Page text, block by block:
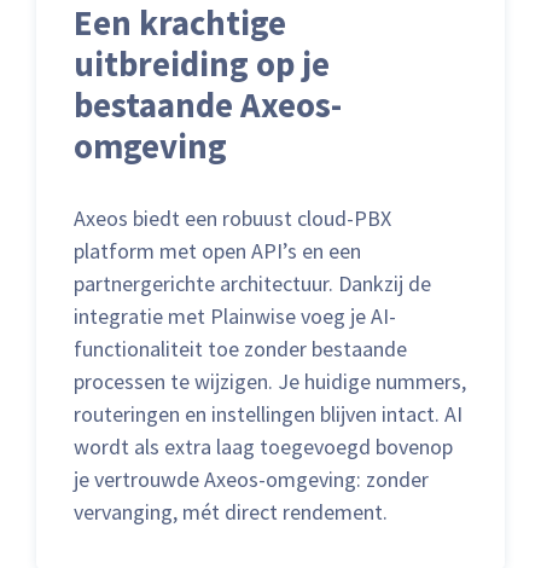
Een krachtige
uitbreiding op je
bestaande Axeos-
omgeving
Axeos biedt een robuust cloud-PBX
platform met open API’s en een
partnergerichte architectuur. Dankzij de
integratie met Plainwise voeg je AI-
functionaliteit toe zonder bestaande
processen te wijzigen. Je huidige nummers,
routeringen en instellingen blijven intact. AI
wordt als extra laag toegevoegd bovenop
je vertrouwde Axeos-omgeving: zonder
vervanging, mét direct rendement.